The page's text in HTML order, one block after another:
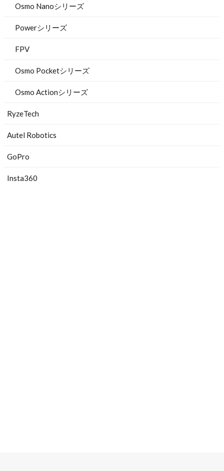
Osmo Nanoシリーズ
Powerシリーズ
FPV
Osmo Pocketシリーズ
Osmo Actionシリーズ
RyzeTech
Autel Robotics
GoPro
Insta360